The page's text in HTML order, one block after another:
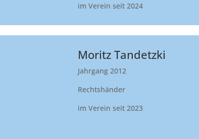
im Verein seit 2024
Moritz Tandetzki
Jahrgang 2012
Rechtshänder
im Verein seit 2023